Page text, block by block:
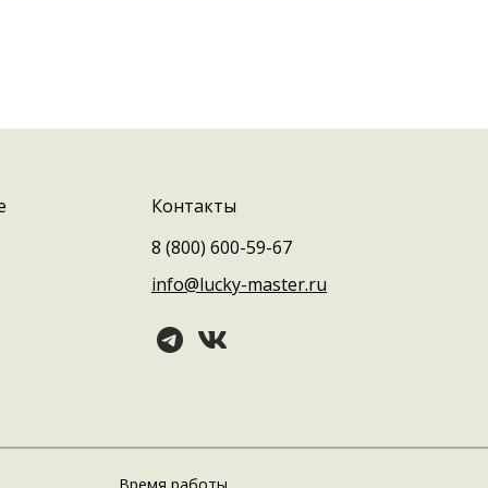
Контакты
8 (800) 600-59-67
info@lucky-master.ru